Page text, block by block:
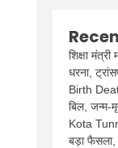
शिक्षा
धरना,
Birth
बिल, जन्म-
Kota
बड़ा फैसला,